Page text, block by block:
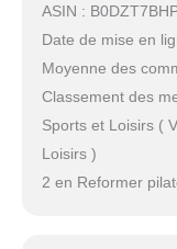
ASIN :
Date de mise en
Moyenne des
Classement des
Sports et Loisirs (
Loisirs )
2 en Reformer